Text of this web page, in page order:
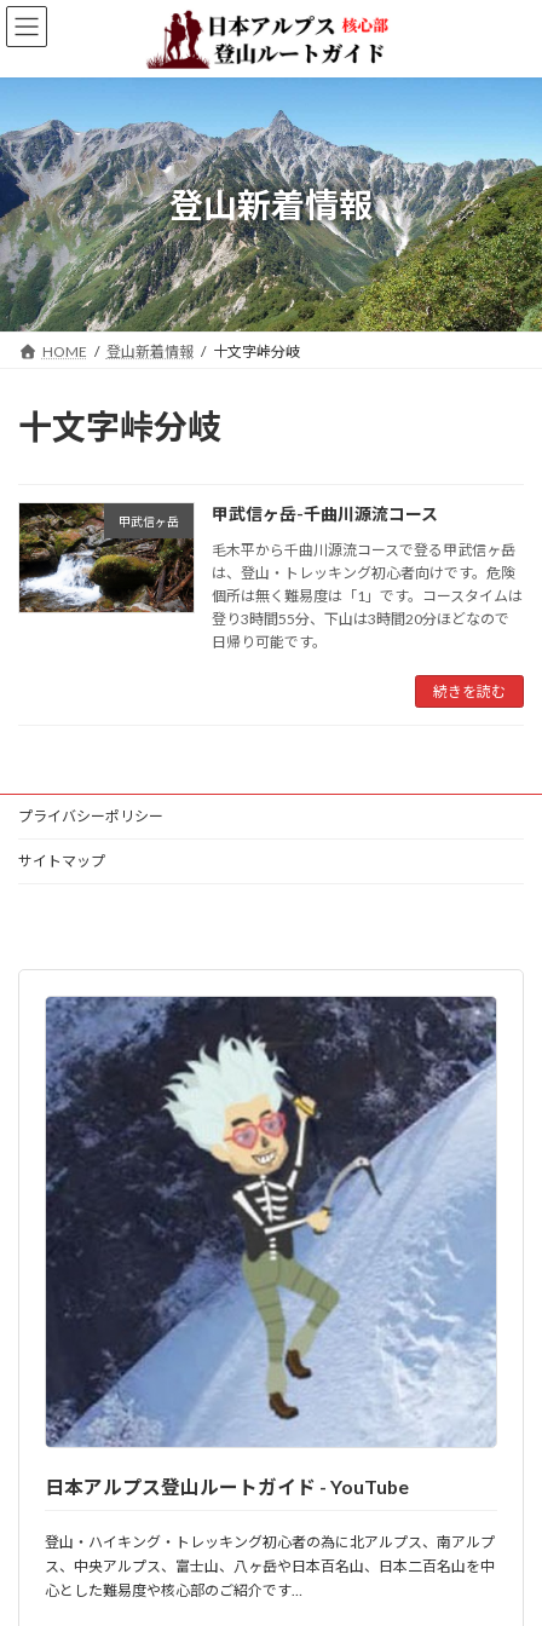
コ
ン
ン
へ
ス
キ
ッ
プ
ナ
ビ
ー
ョ
ン
に
移
動
登山新着情報
HOME 登山新着情報 十文字峠分岐
十文字峠分岐
甲武信ヶ岳 甲武信ヶ岳-千曲川源流コース
毛木平から千曲川源流コースで登る甲武信ヶ岳
は、登山・トレッキング初心者向けです。危険
個所は無く難易度は「1」です。コースタイムは
登り3時間55分、下山は3時間20分ほどなので
日帰り可能です。
続きを読む
プライバシーポリシー
サイトマップ
日本アルプス登山ルートガイド - YouTube
登山・ハイキング・トレッキング初心者の為に北アルプス、南アルプ
ス、中央アルプス、富士山、八ヶ岳や日本百名山、日本二百名山を中
心とした難易度や核心部のご紹介です…